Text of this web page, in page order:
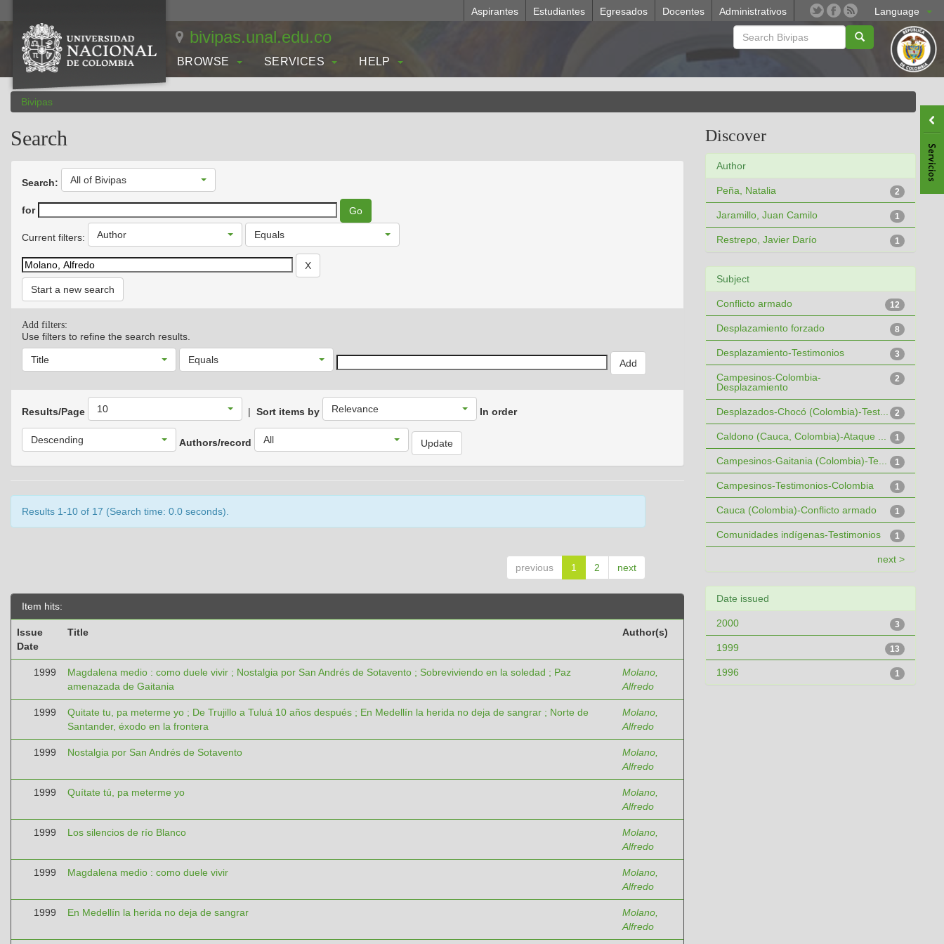
Language
Aspirantes Estudiantes Egresados Docentes Administrativos
bivipas.unal.edu.co
BROWSE SERVICES HELP
Bivipas
Search
Search: All of Bivipas
for
Current filters: Author Equals
Start a new search
Add filters:
Use filters to refine the search results.
Title Equals
Results/Page 10 | Sort items by Relevance In order
Descending Authors/record All
Results 1-10 of 17 (Search time: 0.0 seconds).
previous 1 2 next
Item hits:
Issue
Date
Title Author(s)
1999
Magdalena medio : como duele vivir ; Nostalgia por San Andrés de Sotavento ; Sobreviviendo en la soledad ; Paz
amenazada de Gaitania
Molano,
Alfredo
1999
Quitate tu, pa meterme yo ; De Trujillo a Tuluá 10 años después ; En Medellín la herida no deja de sangrar ; Norte de
Santander, éxodo en la frontera
Molano,
Alfredo
1999 Nostalgia por San Andrés de Sotavento
Molano,
Alfredo
1999 Quítate tú, pa meterme yo
Molano,
Alfredo
1999 Los silencios de río Blanco
Molano,
Alfredo
1999 Magdalena medio : como duele vivir
Molano,
Alfredo
1999 En Medellín la herida no deja de sangrar
Molano,
Alfredo
Discover
Author
2
Peña, Natalia
1
Jaramillo, Juan Camilo
1
Restrepo, Javier Darío
Subject
12
Conflicto armado
8
Desplazamiento forzado
3
Desplazamiento-Testimonios
2
Campesinos-Colombia-
Desplazamiento
2
Desplazados-Chocó (Colombia)-Test...
1
Caldono (Cauca, Colombia)-Ataque ...
1
Campesinos-Gaitania (Colombia)-Te...
1
Campesinos-Testimonios-Colombia
1
Cauca (Colombia)-Conflicto armado
1
Comunidades indígenas-Testimonios
next >
Date issued
3
2000
13
1999
1
1996